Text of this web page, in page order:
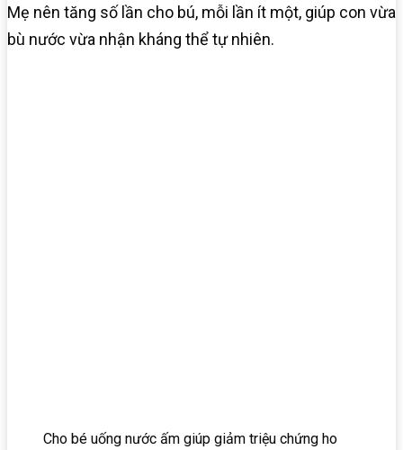
Mẹ nên tăng số lần cho bú, mỗi lần ít một, giúp con vừa
bù nước vừa nhận kháng thể tự nhiên.
Cho bé uống nước ấm giúp giảm triệu chứng ho